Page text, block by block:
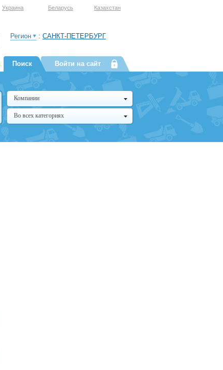
Украина Беларусь Казахстан
Регион : САНКТ-ПЕТЕРБУРГ
Поиск Войти на сайт
Компании
Во всех категориях